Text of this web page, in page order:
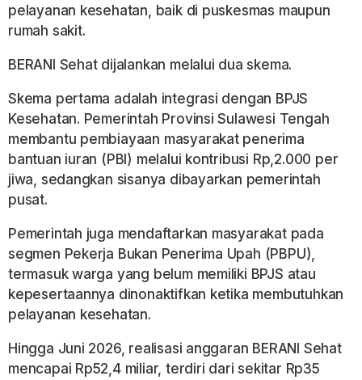
pelayanan kesehatan, baik di puskesmas maupun
rumah sakit.
BERANI Sehat dijalankan melalui dua skema.
Skema pertama adalah integrasi dengan BPJS
Kesehatan. Pemerintah Provinsi Sulawesi Tengah
membantu pembiayaan masyarakat penerima
bantuan iuran (PBI) melalui kontribusi Rp,2.000 per
jiwa, sedangkan sisanya dibayarkan pemerintah
pusat.
Pemerintah juga mendaftarkan masyarakat pada
segmen Pekerja Bukan Penerima Upah (PBPU),
termasuk warga yang belum memiliki BPJS atau
kepesertaannya dinonaktifkan ketika membutuhkan
pelayanan kesehatan.
Hingga Juni 2026, realisasi anggaran BERANI Sehat
mencapai Rp52,4 miliar, terdiri dari sekitar Rp35